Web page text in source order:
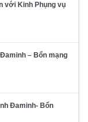
với Kinh Phụng vụ
– Bổn mạng
Đaminh- Bổn